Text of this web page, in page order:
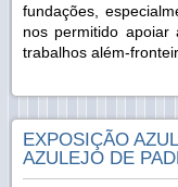
fundações,
nos permitido apoiar
trabalhos além-
EXPOSIÇÃO
AZULEJO DE